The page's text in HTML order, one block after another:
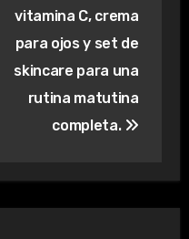
vitamina C, crema
para ojos y set de
skincare para una
rutina matutina
completa.